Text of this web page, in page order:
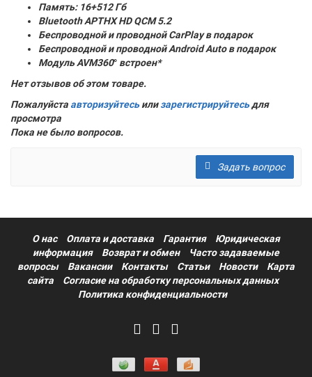
Память: 16+512 Гб
Bluetooth APTHX HD QCM 5.2
Беспроводной и проводной CarPlay в подарок
Беспроводной и проводной Android Auto в подарок
Модуль AVM360° встроен*
Нет отзывов об этом товаре.
Пожалуйста авторизуйтесьилизарегистрируйтесьдля
просмотра
Пока не было вопросов.
Задать вопрос
О нас Оплата и доставка Гарантия
Юридическая
информация
Возврат и обмен
Часто задаваемые
вопросы
Вакансии Контакты Статьи Новости
Карта
сайта
Согласие на обработку персональных данных
Политика конфиденциальности